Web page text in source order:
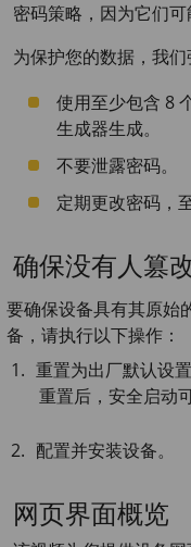
密码策略，因为它们可
为保护您的数据，我们
使用至少包含 8
生成器生成。
不要泄露密码。
定期更改密码，
确保没有人篡
要确保设备具有其原始
备，请执行以下操作：
重置为出厂默认设
重置后，安全启动
配置并安装设备。
网页界面概览